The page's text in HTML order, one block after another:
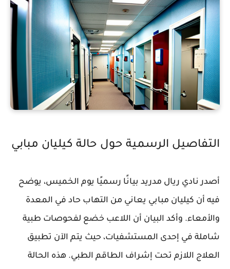
التفاصيل الرسمية حول حالة كيليان مبابي
أصدر نادي ريال مدريد بيانًا رسميًا يوم الخميس، يوضح
فيه أن كيليان مبابي يعاني من التهاب حاد في المعدة
والأمعاء. وأكد البيان أن اللاعب خضع لفحوصات طبية
شاملة في إحدى المستشفيات، حيث يتم الآن تطبيق
العلاج اللازم تحت إشراف الطاقم الطبي. هذه الحالة